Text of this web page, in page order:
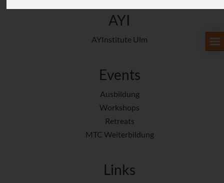
AYI
AYInstitute Ulm
Events
Ausbildung
Workshops
Retreats
MTC Weiterbildung
Links